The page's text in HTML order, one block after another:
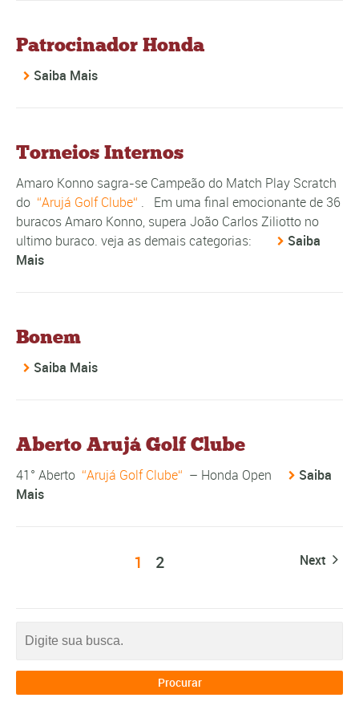
Patrocinador Honda
Saiba Mais
Torneios Internos
Amaro Konno sagra-se Campeão do Match Play Scratch
do
Arujá Golf Clube . Em uma final emocionante de 36
buracos Amaro Konno, supera João Carlos Ziliotto no
ultimo buraco. veja as demais categorias:
Saiba
Mais
Bonem
Saiba Mais
Aberto Arujá Golf Clube
41° Aberto Arujá Golf Clube – Honda Open
Saiba
Mais
1 2 Next